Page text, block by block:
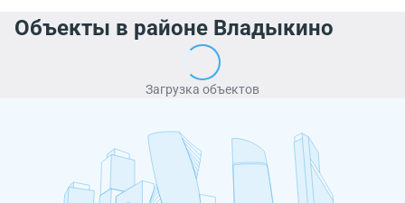
Объекты в районе Владыкино
Загрузка объектов